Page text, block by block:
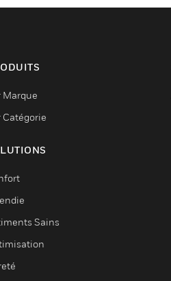
Marque
Catégorie
Sains